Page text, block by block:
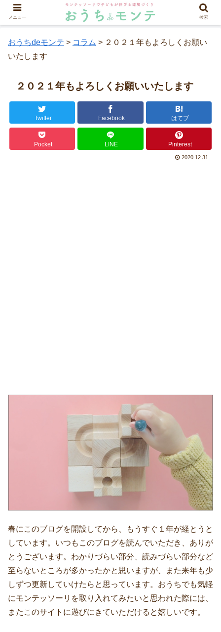
おうちdeモンテ > コラム > ２０２１年もよろしくお願い
いたします
２０２１年もよろしくお願いいたします
Twitter Facebook はてブ
Pocket LINE Pinterest
2020.12.31
春にこのブログを開設してから、もうすぐ１年が経とうと
しています。いつもこのブログを読んでいただき、ありが
とうございます。わかりづらい部分、読みづらい部分など
至らないところが多かったかと思いますが、また来年も少
しずつ更新していけたらと思っています。おうちでも気軽
にモンテッソーリを取り入れてみたいと思われた際には、
またこのサイトに遊びにきていただけると嬉しいです。
メニュー 検索